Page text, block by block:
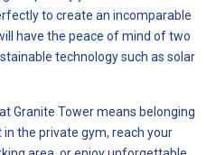
to create an incomparable
have the peace of mind of two
technology such as solar
Granite Tower means belonging
the private gym, reach your